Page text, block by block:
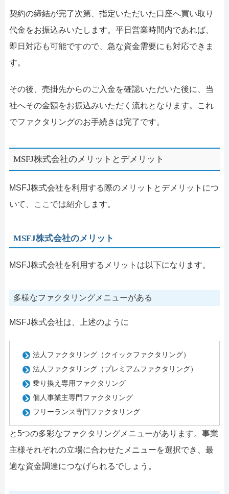
契約の締結が完了次第、指定いただいた口座へ買い取り
代金をお振込みいたします。平日営業時間内であれば、
即日対応も可能ですので、急な資金需要にも対応できま
す。
その後、売掛先からのご入金を確認いただいた後に、当
社へその金額をお振込みいただく流れとなります。これ
でファクタリングのお手続きは完了です。
MSFJ株式会社のメリットとデメリット
MSFJ株式会社を利用する際のメリットとデメリットにつ
いて、ここでは紹介します。
MSFJ株式会社のメリット
MSFJ株式会社を利用するメリットは以下になります。
多様なファクタリングメニューがある
MSFJ株式会社は、上述のように
法人ファクタリング（クイックファクタリング）
法人ファクタリング（プレミアムファクタリング）
乗り換え専用ファクタリング
個人事業主専門ファクタリング
フリーランス専門ファクタリング
と5つの多彩なファクタリングメニューがあります。事業
主様それぞれの立場に合わせたメニューを選択でき、最
適な資金調達につなげられるでしょう。